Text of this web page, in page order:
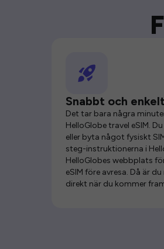
Snabbt och
Det tar bara några
HelloGlobe travel eSIM.
eller byta något fysiskt
steg-instruktionerna i
HelloGlobes webbplats
eSIM före avresa. Då är
direkt när du kommer